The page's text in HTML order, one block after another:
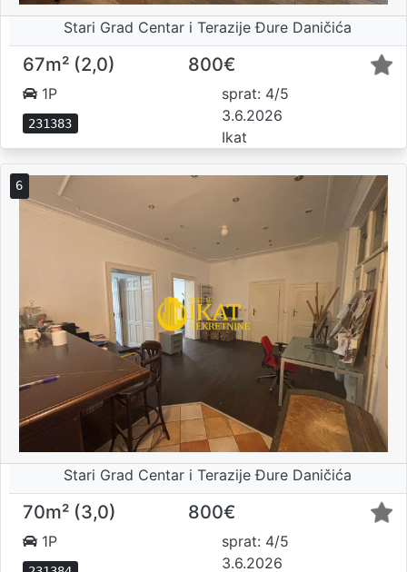
Stari Grad Centar i Terazije Đure Daničića
67m² (2,0) 800€
1P
231383
sprat: 4/5
3.6.2026
Ikat
6
Stari Grad Centar i Terazije Đure Daničića
70m² (3,0) 800€
1P
sprat: 4/5
3.6.2026